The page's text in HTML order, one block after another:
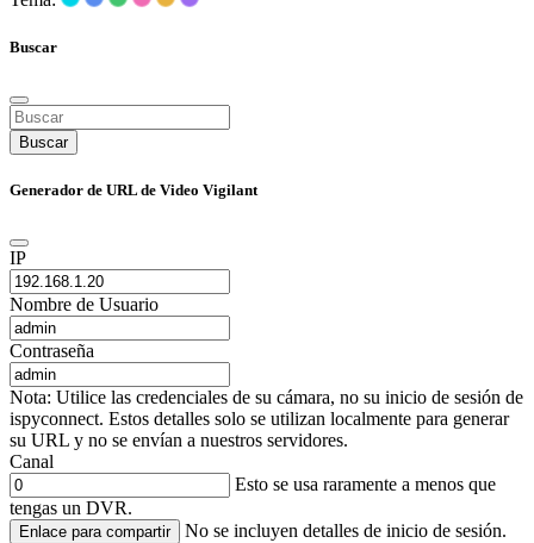
Buscar
Buscar
Generador de URL de Video Vigilant
IP
Nombre de Usuario
Contraseña
Nota: Utilice las credenciales de su cámara, no su inicio de sesión de
ispyconnect. Estos detalles solo se utilizan localmente para generar
su URL y no se envían a nuestros servidores.
Canal
Esto se usa raramente a menos que
tengas un DVR.
Enlace para compartir No se incluyen detalles de inicio de sesión.